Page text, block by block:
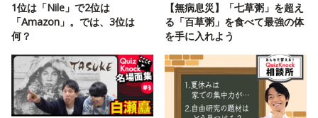
1位は「Nile」で2位は
「Amazon」。では、3位は
何？
【無病息災】「七草粥」を超え
る「百草粥」を食べて最強の体
を手に入れよう